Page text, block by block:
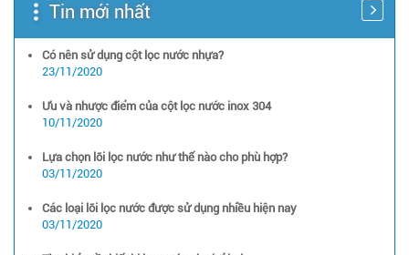
Tin mới nhất
Có nên sử dụng cột lọc nước nhựa?
23/11/2020
Ưu và nhược điểm của cột lọc nước inox 304
10/11/2020
Lựa chọn lõi lọc nước như thế nào cho phù hợp?
03/11/2020
Các loại lõi lọc nước được sử dụng nhiều hiện nay
03/11/2020